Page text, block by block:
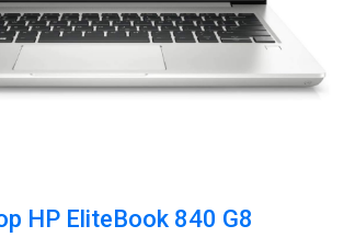
HP EliteBook 840 G8